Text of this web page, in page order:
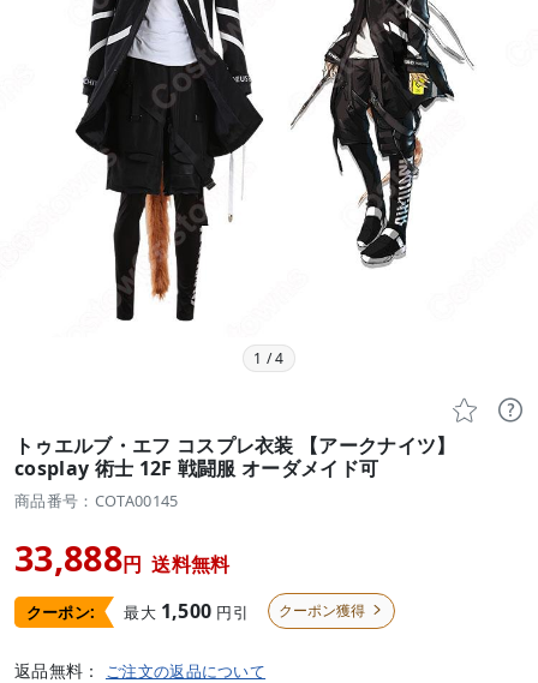
1 /4
 
トゥエルブ・エフ コスプレ衣装 【アークナイツ】
cosplay 術士 12F 戦闘服 オーダメイド可
商品番号：COTA00145
33,888円 送料無料
クーポン: 最大 1,500 円引 クーポン獲得 
返品無料： ご注文の返品について